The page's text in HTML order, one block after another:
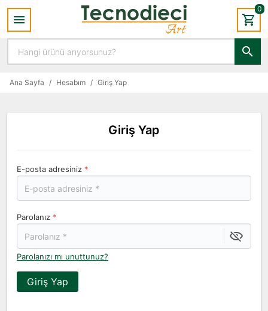
0
Ana Sayfa / Hesabım / Giriş Yap
Giriş Yap
E-posta adresiniz *
Parolanız *
Parolanızı mı unuttunuz?
Giriş Yap